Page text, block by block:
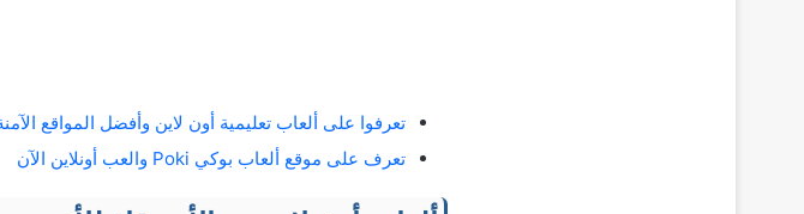
تعرفوا على ألعاب تعليمية أون لاين وأفضل المواقع
تعرف على موقع ألعاب بوكي Poki والعب أونلاين الآن